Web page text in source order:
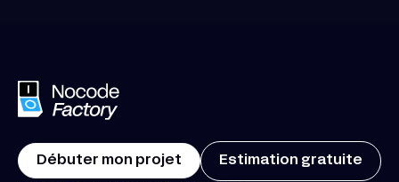
Débuter mon projet Estimation gratuite